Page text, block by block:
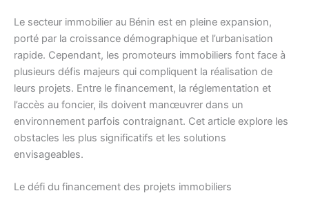
Le secteur immobilier au Bénin est en pleine expansion,
porté par la croissance démographique et l’urbanisation
rapide. Cependant, les promoteurs immobiliers font face à
plusieurs défis majeurs qui compliquent la réalisation de
leurs projets. Entre le financement, la réglementation et
l’accès au foncier, ils doivent manœuvrer dans un
environnement parfois contraignant. Cet article explore les
obstacles les plus significatifs et les solutions
envisageables.
Le défi du financement des projets immobiliers